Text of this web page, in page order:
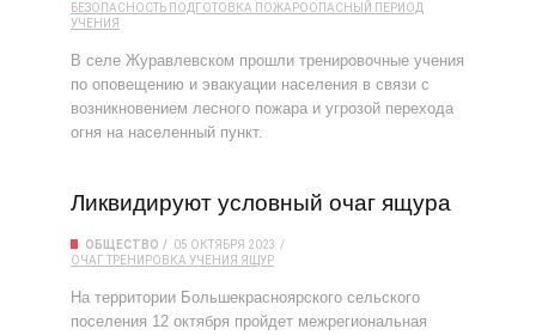
БЕЗОПАСНОСТЬ ПОДГОТОВКА ПОЖАРООПАСНЫЙ ПЕРИОД
УЧЕНИЯ
В селе Журавлевском прошли тренировочные учения
по оповещению и эвакуации населения в связи с
возникновением лесного пожара и угрозой перехода
огня на населенный пункт.
Ликвидируют условный очаг ящура
ОБЩЕСТВО
05 ОКТЯБРЯ 2023
ОЧАГ ТРЕНИРОВКА УЧЕНИЯ ЯЩУР
На территории Большекрасноярского сельского
поселения 12 октября пройдет межрегиональная